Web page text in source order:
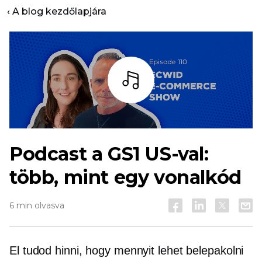
‹ A blog kezdőlapjára
Hallgass
Podcast a GS1 US-val:
több, mint egy vonalkód
6 min olvasva
El tudod hinni, hogy mennyit lehet belepakolni